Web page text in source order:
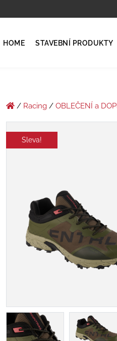
HOME STAVEBNÍ PRODUKTY
/ Racing/ OBLEČENÍ a
Sleva!